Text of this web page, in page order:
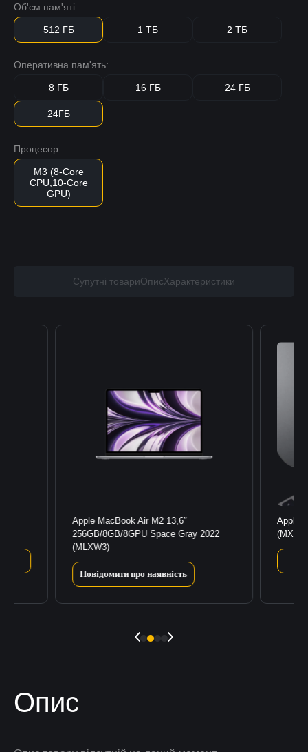
Об'єм пам'яті:
512 ГБ 1 ТБ 2 ТБ
Оперативна пам'ять:
8 ГБ 16 ГБ 24 ГБ
24ГБ
Процесор:
M3 (8-Core
CPU,10-Core
GPU)
Супутні товариОписХарактеристики
Apple MacBook Air M2 13,6″
256GB/8GB/8GPU Space Gray 2022
(MLXW3)
Повідомити про наявність
Apple
Опис